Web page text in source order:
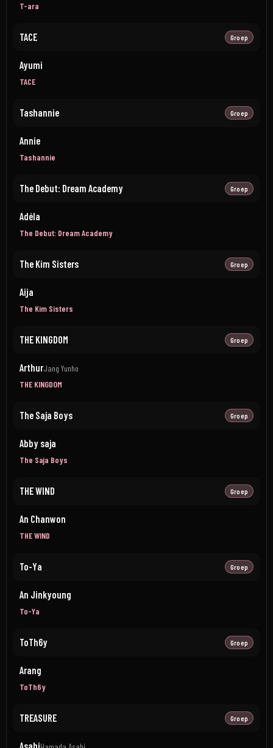
T-ara
TACE Groep
Ayumi
TACE
Tashannie Groep
Annie
Tashannie
The Debut: Dream Academy Groep
Adéla
The Debut: Dream Academy
The Kim Sisters Groep
Aija
The Kim Sisters
THE KINGDOM Groep
ArthurJang Yunho
THE KINGDOM
The Saja Boys Groep
Abby saja
The Saja Boys
THE WIND Groep
An Chanwon
THE WIND
To-Ya Groep
An Jinkyoung
To-Ya
ToTh6y Groep
Arang
ToTh6y
TREASURE Groep